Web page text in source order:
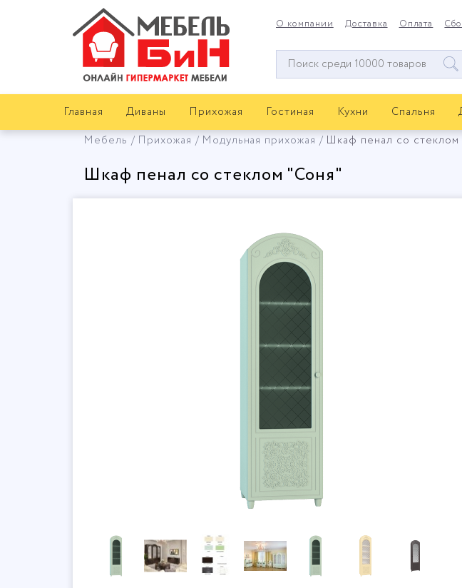
О компании Доставка Оплата
Окно
поиска
Главная Диваны Прихожая Гостиная Кухни Спальня
Мебель
Прихожая Модульная прихожая Шкаф пенал со стеклом
Шкаф пенал со стеклом "Соня"